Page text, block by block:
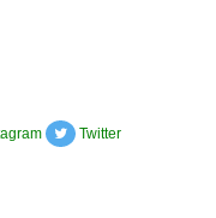
Twitter